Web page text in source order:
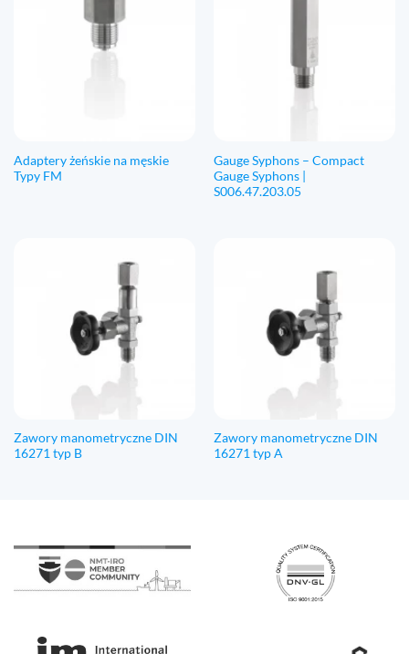
Adaptery żeńskie na męskie
Typy FM
Gauge Syphons – Compact
Gauge Syphons |
S006.47.203.05
Zawory manometryczne DIN
16271 typ B
Zawory manometryczne DIN
16271 typ A